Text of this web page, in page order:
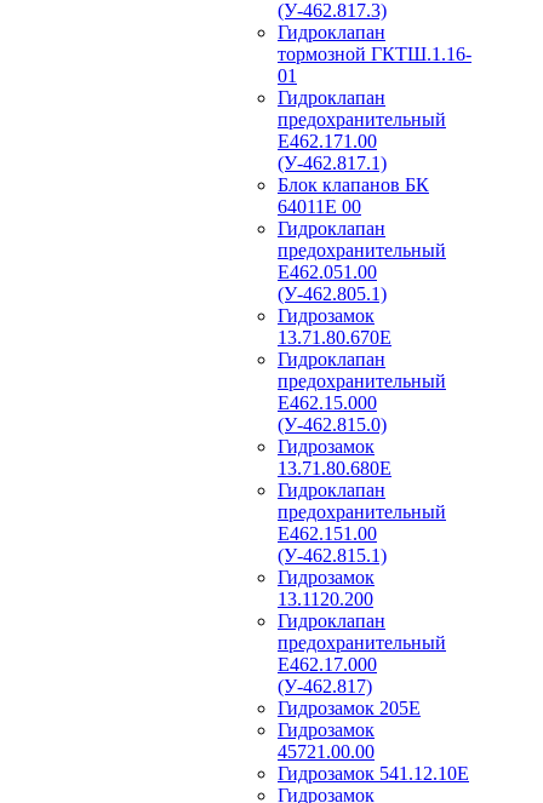
(У-462.817.3)
Гидроклапан
тормозной ГКТШ.1.16-
01
Гидроклапан
предохранительный
Е462.171.00
(У-462.817.1)
Блок клапанов БК
64011Е 00
Гидроклапан
предохранительный
Е462.051.00
(У-462.805.1)
Гидрозамок
13.71.80.670Е
Гидроклапан
предохранительный
Е462.15.000
(У-462.815.0)
Гидрозамок
13.71.80.680Е
Гидроклапан
предохранительный
Е462.151.00
(У-462.815.1)
Гидрозамок
13.1120.200
Гидроклапан
предохранительный
Е462.17.000
(У-462.817)
Гидрозамок 205Е
Гидрозамок
45721.00.00
Гидрозамок 541.12.10Е
Гидрозамок